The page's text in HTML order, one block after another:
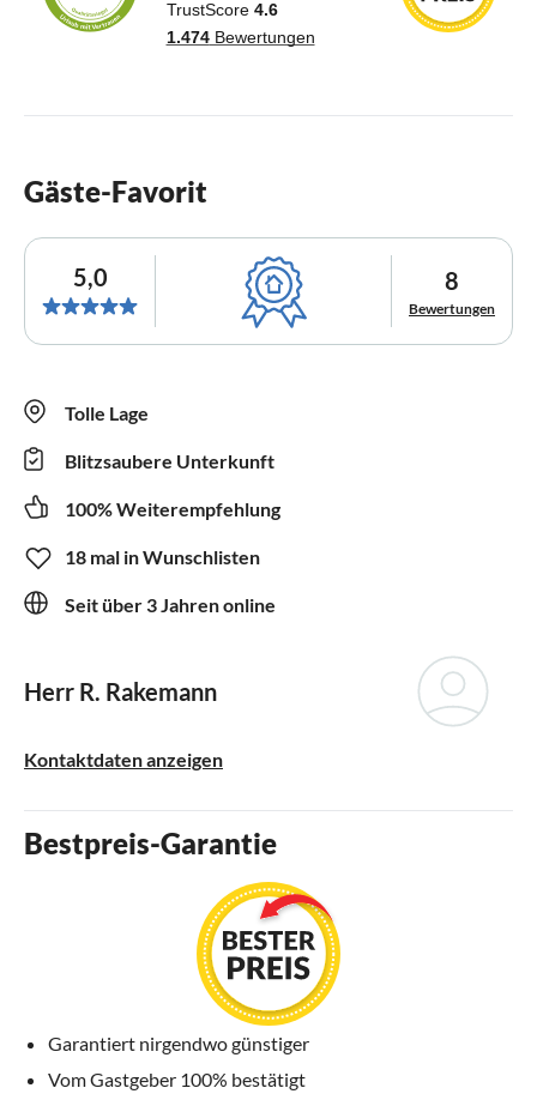
Gäste-Favorit
5,0 8
Bewertungen
Tolle Lage
Blitzsaubere Unterkunft
100% Weiterempfehlung
18 mal in Wunschlisten
Seit über 3 Jahren online
Herr R. Rakemann
Kontaktdaten anzeigen
Bestpreis-Garantie
Garantiert nirgendwo günstiger
Vom Gastgeber 100% bestätigt